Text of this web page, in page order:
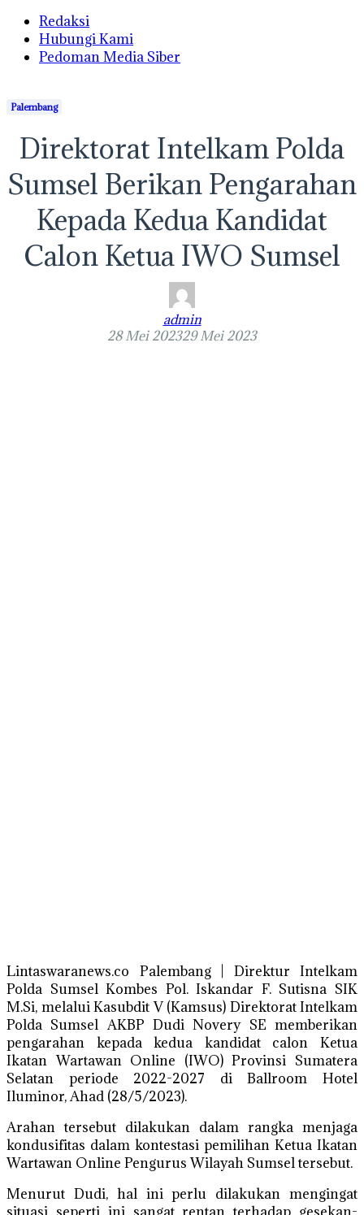
Redaksi
Hubungi Kami
Pedoman Media Siber
Palembang
Direktorat Intelkam Polda
Sumsel Berikan Pengarahan
Kepada Kedua Kandidat
Calon Ketua IWO Sumsel
admin
28 Mei 202329 Mei 2023
Lintaswaranews.co Palembang | Direktur Intelkam
Polda Sumsel Kombes Pol. Iskandar F. Sutisna SIK
M.Si, melalui Kasubdit V (Kamsus) Direktorat Intelkam
Polda Sumsel AKBP Dudi Novery SE memberikan
pengarahan kepada kedua kandidat calon Ketua
Ikatan Wartawan Online (IWO) Provinsi Sumatera
Selatan periode 2022-2027 di Ballroom Hotel
Iluminor, Ahad (28/5/2023).
Arahan tersebut dilakukan dalam rangka menjaga
kondusifitas dalam kontestasi pemilihan Ketua Ikatan
Wartawan Online Pengurus Wilayah Sumsel tersebut.
Menurut Dudi, hal ini perlu dilakukan mengingat